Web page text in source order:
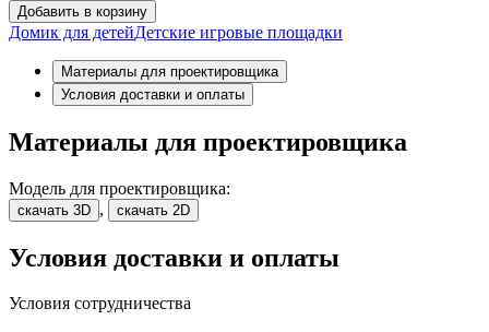
Добавить в корзину
Домик для детейДетские игровые площадки
Материалы для проектировщика
Условия доставки и оплаты
Материалы для проектировщика
Модель для проектировщика:
скачать 3D , скачать 2D
Условия доставки и оплаты
Условия сотрудничества